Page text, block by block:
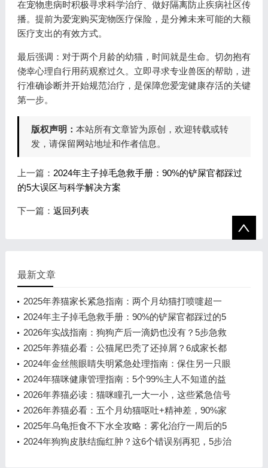
在宠物患病时积极寻求科学治疗、做好隔离防止疾病社区传
播。提前为爱宠购买宠物医疗保险，是分摊未来可能的大额
医疗支出的有效方式。
最后强调：对于两个月龄的幼猫，时间就是生命。切勿抱有
侥幸心理自行用药观察过久。立即寻求专业兽医的帮助，进
行准确诊断并开始规范治疗，是保障您爱宠健康存活的关键
第一步。
版权声明： 本站所有文章皆为原创，欢迎转载或转
发，请保留网站地址和作者信息。
上一篇： 2024年主子掉毛急救手册：90%的铲屎官都踩过
的5大误区与科学解决方案
下一篇： 返回列表
最新文章
2025年养猫家长紧急指南：两个月幼猫打喷嚏超一
周，仅一针疫苗如何判断与应对？
2024年主子掉毛急救手册：90%的铲屎官都踩过的5
大误区与科学解决方案
2026年实战指南：狗狗产后一滴奶也没有？5步急救
法守护整窝幼崽生命线
2025年养猫必看：公猫尾巴秃了还掉屑？6成家长都
忽略的“马尾症”全解析
2024年金丝熊眼睛失明紧急处理指南：保住另一只眼
的5个关键步骤
2024年猫咪健康管理指南：5个99%主人不知道的益
生菌秘密
2026年养猫必读：猫咪瞳孔一大一小，这些紧急信号
别忽视！
2026年养猫必看：五个月幼猫呕吐+精神差，90%家
长都忽略的致命细节
2025年乌龟拒食不下水全攻略：雾化治疗一周后的5
个关键护理步骤
2024年狗狗皮肤结痂红肿？这6个错误别再犯，5步治